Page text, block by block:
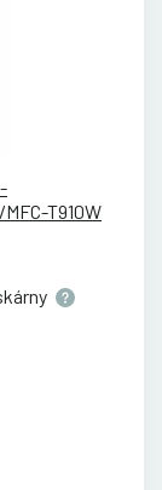
T910W